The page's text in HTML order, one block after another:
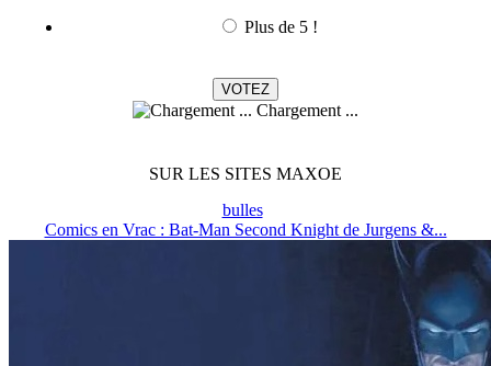
Plus de 5 !
Chargement ...
SUR LES SITES MAXOE
bulles
Comics en Vrac : Bat-Man Second Knight de Jurgens &...